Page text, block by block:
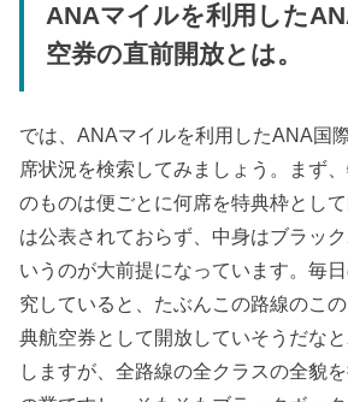
ANAマイルを利用した
空券の直前開放とは。
では、ANAマイルを利用したANA国
席状況を検索してみましょう。まず
のものは便ごとに何席を特典枠とし
は公表されておらず、中身はブラッ
いうのが大前提になっています。毎
究していると、たぶんこの路線のこ
典航空券として開放していそうだな
しますが、全路線の全クラスの全貌